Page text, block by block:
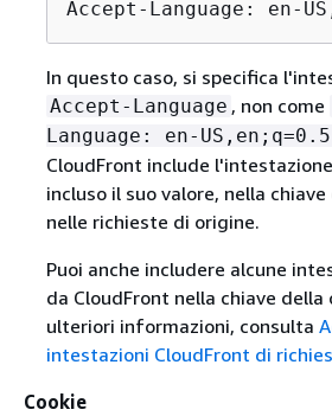
Accept-Language: en-
In questo caso, si specifica
Accept-Language , non come
Language: en-US,en;q=0.5
CloudFront include
incluso il suo valore, nella
nelle richieste di origine.
Puoi anche includere alcune
da CloudFront nella chiave della
ulteriori informazioni, consulta
intestazioni CloudFront di
Cookie